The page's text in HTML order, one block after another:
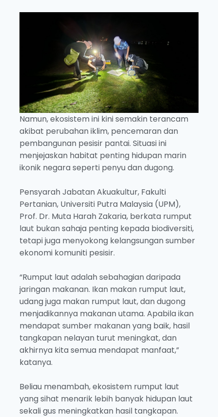
Namun, ekosistem ini kini semakin terancam
akibat perubahan iklim, pencemaran dan
pembangunan pesisir pantai. Situasi ini
menjejaskan habitat penting hidupan marin
ikonik negara seperti penyu dan dugong.
Pensyarah Jabatan Akuakultur, Fakulti
Pertanian, Universiti Putra Malaysia (UPM),
Prof. Dr. Muta Harah Zakaria, berkata rumput
laut bukan sahaja penting kepada biodiversiti,
tetapi juga menyokong kelangsungan sumber
ekonomi komuniti pesisir.
“Rumput laut adalah sebahagian daripada
jaringan makanan. Ikan makan rumput laut,
udang juga makan rumput laut, dan dugong
menjadikannya makanan utama. Apabila ikan
mendapat sumber makanan yang baik, hasil
tangkapan nelayan turut meningkat, dan
akhirnya kita semua mendapat manfaat,”
katanya.
Beliau menambah, ekosistem rumput laut
yang sihat menarik lebih banyak hidupan laut
sekali gus meningkatkan hasil tangkapan.